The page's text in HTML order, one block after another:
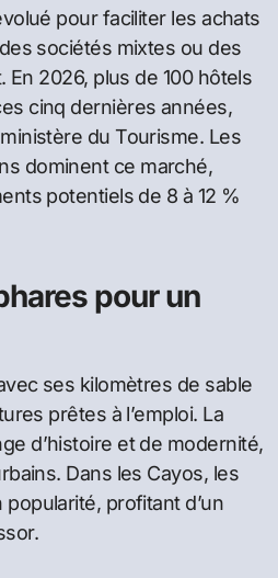
pour faciliter les achats
sociétés mixtes ou des
En 2026, plus de 100 hôtels
cinq dernières années,
du Tourisme. Les
dominent ce marché,
potentiels de 8 à 12 %
pour un
ses kilomètres de sable
prêtes à l’emploi. La
d’histoire et de modernité,
Dans les Cayos, les
profitant d’un